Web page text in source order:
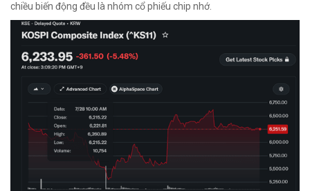
chiều biến động đều là nhóm cổ phiếu chip nhớ.